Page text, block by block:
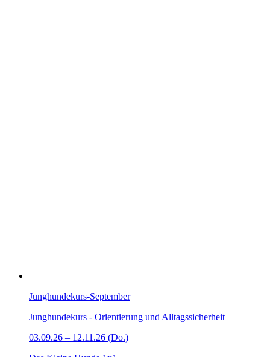
Junghundekurs-September
Junghundekurs - Orientierung und Alltagssicherheit
03.09.26 – 12.11.26 (Do.)